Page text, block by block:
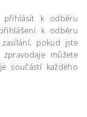
přihlásit k odběru
k odběru
pokud jste
můžete
součástí každého